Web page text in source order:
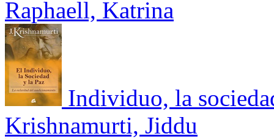
Raphaell, Katrina
Individuo, la
Krishnamurti, Jiddu